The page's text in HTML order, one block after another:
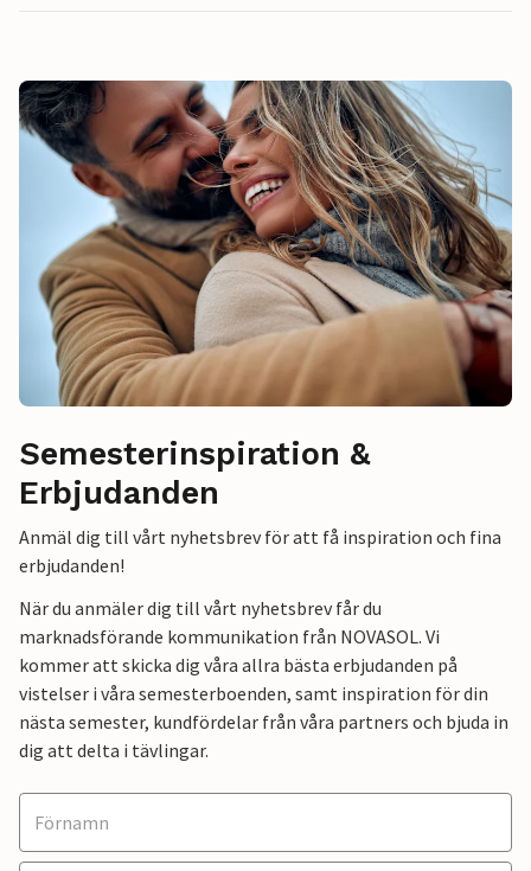
Semesterinspiration &
Erbjudanden
Anmäl dig till vårt nyhetsbrev för att få inspiration och fina
erbjudanden!
När du anmäler dig till vårt nyhetsbrev får du
marknadsförande kommunikation från NOVASOL. Vi
kommer att skicka dig våra allra bästa erbjudanden på
vistelser i våra semesterboenden, samt inspiration för din
nästa semester, kundfördelar från våra partners och bjuda in
dig att delta i tävlingar.